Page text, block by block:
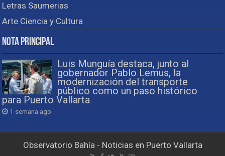
Letras Saumerias
Arte Ciencia y Cultura
Nota Principal
Luis Munguía destaca, junto al
gobernador Pablo Lemus, la
modernización del transporte
público como un paso histórico
para Puerto Vallarta
1 semana ago
Observatorio Bahía - Noticias en Puerto Vallarta